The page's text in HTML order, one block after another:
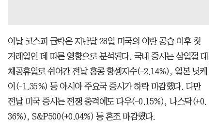
이날 코스피 급락은 지난달 28일 미국의 이란 공습 이후 첫
거래일인 데 따른 영향으로 분석된다. 국내 증시는 삼일절 대
체공휴일로 쉬어간 전날 홍콩 항셍지수(-2.14%), 일본 닛케
이(-1.35%) 등 아시아 주요국 증시가 하락 마감했다. 다만
전날 미국 증시는 전쟁 충격에도 다우(-0.15%), 나스닥(+0.
36%), S&P500(+0.04%) 등 혼조 마감했다.